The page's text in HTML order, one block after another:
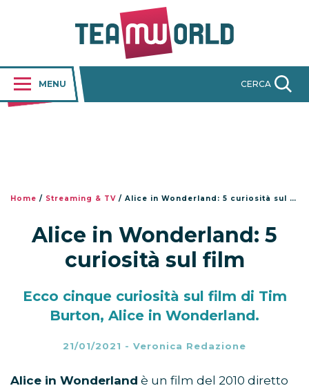
MENU CERCA
Home / Streaming & TV / Alice in Wonderland: 5 curiosità sul film
Alice in Wonderland: 5
curiosità sul film
Ecco cinque curiosità sul film di Tim
Burton, Alice in Wonderland.
21/01/2021 - Veronica Redazione
Alice in Wonderland è un film del 2010 diretto